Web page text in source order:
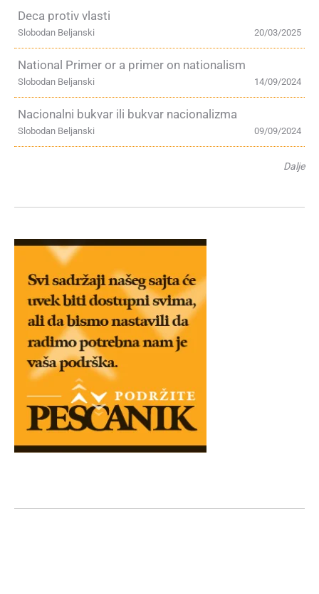
Deca protiv vlasti
20/03/2025
Slobodan Beljanski
National Primer or a primer on nationalism
14/09/2024
Slobodan Beljanski
Nacionalni bukvar ili bukvar nacionalizma
09/09/2024
Slobodan Beljanski
Dalje